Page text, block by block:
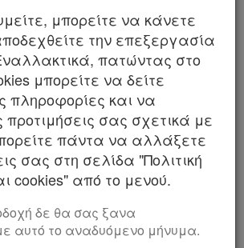
Άρθρο 1
στήριξης της ελληνικής
οικονομίας
των Αρχηγών Κρατών και
Ζώνης του ευρώ που
στις Βρυξέλλες την 25η
προσαρτάται στον παρόντα
τη δημοσιονομική σταθερότητα
η δημιουργία μηχανισμού
μπορείτε να κάνετε
την επεξεργασία
πατώντας στο
μπορείτε να δείτε
πληροφορίες και να
προτιμήσεις σας σχετικά με
πάντα να αλλάξετε
σας στη σελίδα "Πολιτική
cookies" από το μενού.
δε θα σας ξανα
αυτό το αναδυόμενο μήνυμα.